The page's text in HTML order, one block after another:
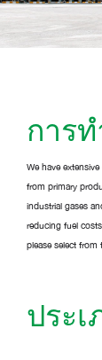
การ
We have
from primary
industrial gases
reducing fuel
please select
ประ